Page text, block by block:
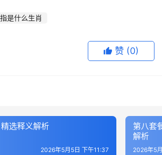
是什么生肖
赞 (0)
选释义解析
2026年5月5日 下午11:37
第八套
解析
2026年5